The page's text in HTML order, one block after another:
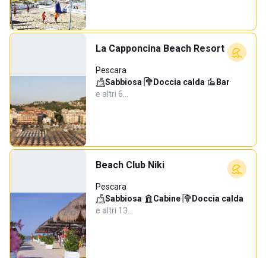
La Capponcina Beach Resort
Pescara
Sabbiosa· Doccia calda· Bar·
e altri 6…
Beach Club Niki
Pescara
Sabbiosa· Cabine· Doccia calda·
e altri 13…